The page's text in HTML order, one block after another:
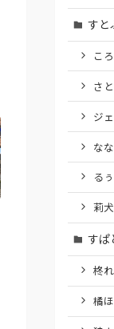
すと
こ
さ
ジ
な
る
莉犬
すぱ
柊
橘